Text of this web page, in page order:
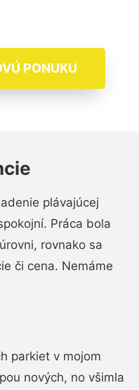
PONUKU
plávajúcej
Práca bola
rovnako sa
či cena. Nemáme
parkiet v mojom
nových, no všimla